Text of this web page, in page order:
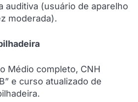
auditiva (usuário de aparelho
moderada).
Médio completo, CNH
e curso atualizado de